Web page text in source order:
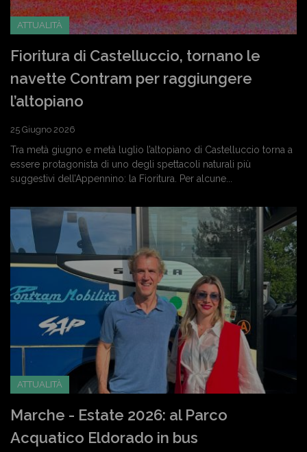
ATTUALITÀ
Fioritura di Castelluccio, tornano le
navette Contram per raggiungere
l’altopiano
25 Giugno 2026
Tra metà giugno e metà luglio l’altopiano di Castelluccio torna a
essere protagonista di uno degli spettacoli naturali più
suggestivi dell’Appennino: la Fioritura. Per alcune...
ATTUALITÀ
Marche - Estate 2026: al Parco
Acquatico Eldorado in bus